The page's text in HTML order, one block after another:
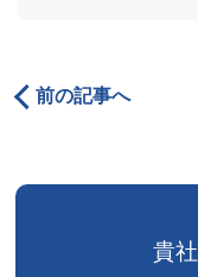
前の記事へ
貴